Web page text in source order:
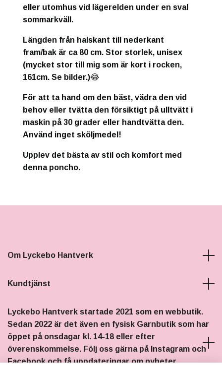
eller utomhus vid lägerelden under en sval
sommarkväll.
Längden från halskant till nederkant
fram/bak är ca 80 cm. Stor storlek, unisex
(mycket stor till mig som är kort i rocken,
161cm. Se bilder.)😂
För att ta hand om den bäst, vädra den vid
behov eller tvätta den försiktigt på ulltvätt i
maskin på 30 grader eller handtvätta den.
Använd inget sköljmedel!
Upplev det bästa av stil och komfort med
denna poncho.
Om Lyckebo Hantverk
Kundtjänst
Lyckebo Hantverk startade 2021 som en webbutik.
Sedan 2022 är det även en fysisk Garnbutik som har
öppet på onsdagar kl. 14-18 eller efter
överenskommelse. Följ oss gärna på Instagram och
Facebook och få uppdateringar om nyheter,